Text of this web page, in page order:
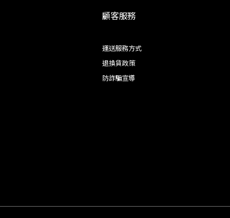
顧客服務
運送服務方式
退換貨政策
防詐騙宣導